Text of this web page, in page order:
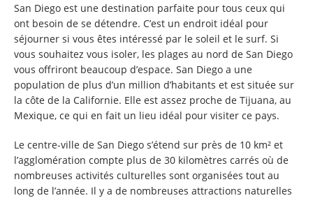
San Diego est une destination parfaite pour tous ceux qui
ont besoin de se détendre. C’est un endroit idéal pour
séjourner si vous êtes intéressé par le soleil et le surf. Si
vous souhaitez vous isoler, les plages au nord de San Diego
vous offriront beaucoup d’espace. San Diego a une
population de plus d’un million d’habitants et est située sur
la côte de la Californie. Elle est assez proche de Tijuana, au
Mexique, ce qui en fait un lieu idéal pour visiter ce pays.
Le centre-ville de San Diego s’étend sur près de 10 km² et
l’agglomération compte plus de 30 kilomètres carrés où de
nombreuses activités culturelles sont organisées tout au
long de l’année. Il y a de nombreuses attractions naturelles